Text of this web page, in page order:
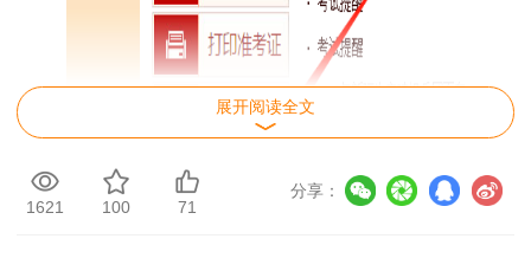
展开阅读全文
1621 100 71
分享：